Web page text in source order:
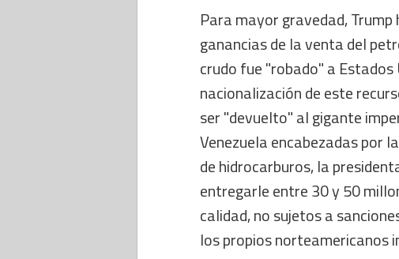
Para mayor gravedad,
ganancias de la venta del
crudo fue "robado" a
nacionalización de este
ser "devuelto" al gigante
Venezuela encabezadas por
de hidrocarburos, la
entregarle entre 30 y 50
calidad, no sujetos a
los propios norteamericanos